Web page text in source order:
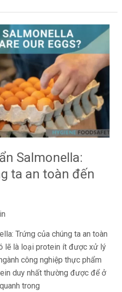
Salmonella:
ta an toàn đến
Trứng của chúng ta an toàn
lẽ là loại protein ít được xử lý
công nghiệp thực phẩm
duy nhất thường được để ở
trong